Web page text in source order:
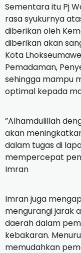
Sementara itu Pj
rasa syukurnya
diberikan oleh
diberikan akan
Kota
Pemadaman,
sehingga mampu
optimal kepada
”Alhamdulillah
akan
dalam tugas di
mempercepat
Imran
Imran juga
mengurangi jarak
daerah dalam
kebakaran.
memudahkan